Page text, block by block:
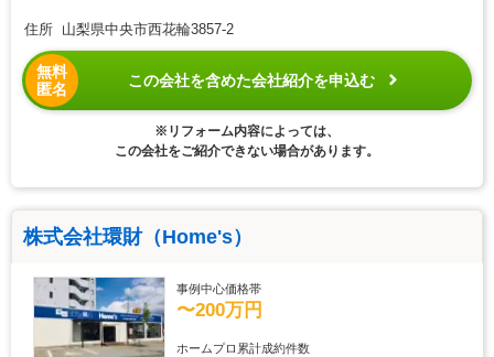
住所 山梨県中央市西花輪3857-2
無料
匿名
この会社を含めた会社紹介を申込む
※リフォーム内容によっては、
この会社をご紹介できない場合があります。
株式会社環財（Home's）
事例中心価格帯
〜200万円
ホームプロ累計成約件数